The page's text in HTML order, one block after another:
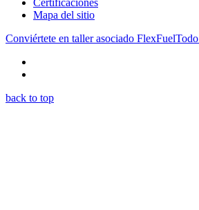
Certificaciones
Mapa del sitio
Conviértete en taller asociado FlexFuel
back to top